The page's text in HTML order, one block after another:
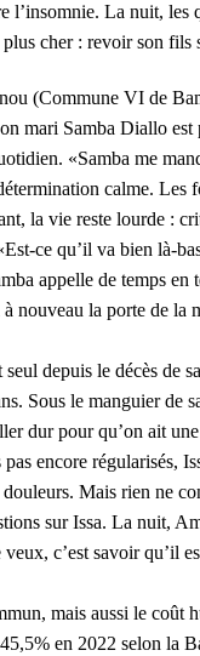
l’insomnie. La nuit, les
cher : revoir son fils
(Commune VI de
mari Samba Diallo
«Samba me
calme. Les
la vie reste lourde :
ce qu’il va bien là-
appelle de temps en
nouveau la porte de la
depuis le décès de
Sous le manguier de
dur pour qu’on ait
encore régularisés,
Mais rien ne
sur Issa. La nuit,
c’est savoir qu’il
mais aussi le coût
en 2022 selon la